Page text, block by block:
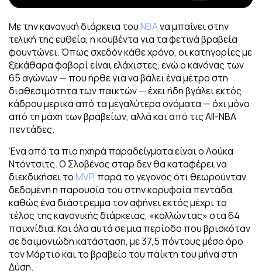
Με την κανονική διάρκεια τουNBAνα μπαίνει στην
τελική της ευθεία, η κουβέντα για τα φετινά βραβεία
φουντώνει. Όπως σχεδόν κάθε χρόνο, οι κατηγορίες με
ξεκάθαρα φαβορί είναι ελάχιστες, ενώ ο κανόνας των
65 αγώνων — που ήρθε για να βάλει ένα μέτρο στη
διαθεσιμότητα των παικτών — έχει ήδη βγάλει εκτός
κάδρου μερικά από τα μεγαλύτερα ονόματα — όχι μόνο
από τη μάχη των βραβείων, αλλά και από τις All-NBA
πεντάδες.
Ένα από τα πιο ηχηρά παραδείγματα είναι ο Λούκα
Ντόντσιτς. Ο Σλοβένος σταρ δεν θα καταφέρει να
διεκδικήσει τοMVP, παρά το γεγονός ότι θεωρούνταν
δεδομένη η παρουσία του στην κορυφαία πεντάδα,
καθώς ένα διάστρεμμα τον αφήνει εκτός μέχρι το
τέλος της κανονικής διάρκειας, «κολλώντας» στα 64
παιχνίδια. Και όλα αυτά σε μια περίοδο που βρισκόταν
σε δαιμονιώδη κατάσταση, με 37,5 πόντους μέσο όρο
τον Μάρτιο και το βραβείο του παίκτη του μήνα στη
Δύση.